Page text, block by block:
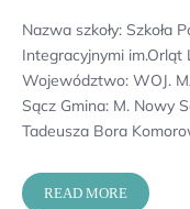
Nazwa szkoły: Szkoła
Integracyjnymi
Województwo: WOJ.
Sącz Gmina: M. Nowy
Tadeusza Bora
READ MORE